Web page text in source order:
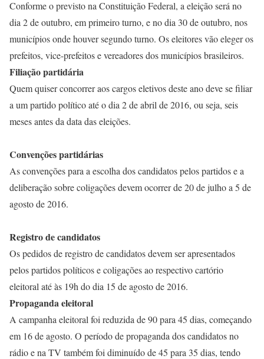
Conforme o previsto na Constituição Federal, a eleição será no
dia 2 de outubro, em primeiro turno, e no dia 30 de outubro, nos
municípios onde houver segundo turno. Os eleitores vão eleger os
prefeitos, vice-prefeitos e vereadores dos municípios brasileiros.
Filiação partidária
Quem quiser concorrer aos cargos eletivos deste ano deve se filiar
a um partido político até o dia 2 de abril de 2016, ou seja, seis
meses antes da data das eleições.
Convenções partidárias
As convenções para a escolha dos candidatos pelos partidos e a
deliberação sobre coligações devem ocorrer de 20 de julho a 5 de
agosto de 2016.
Registro de candidatos
Os pedidos de registro de candidatos devem ser apresentados
pelos partidos políticos e coligações ao respectivo cartório
eleitoral até às 19h do dia 15 de agosto de 2016.
Propaganda eleitoral
A campanha eleitoral foi reduzida de 90 para 45 dias, começando
em 16 de agosto. O período de propaganda dos candidatos no
rádio e na TV também foi diminuído de 45 para 35 dias, tendo